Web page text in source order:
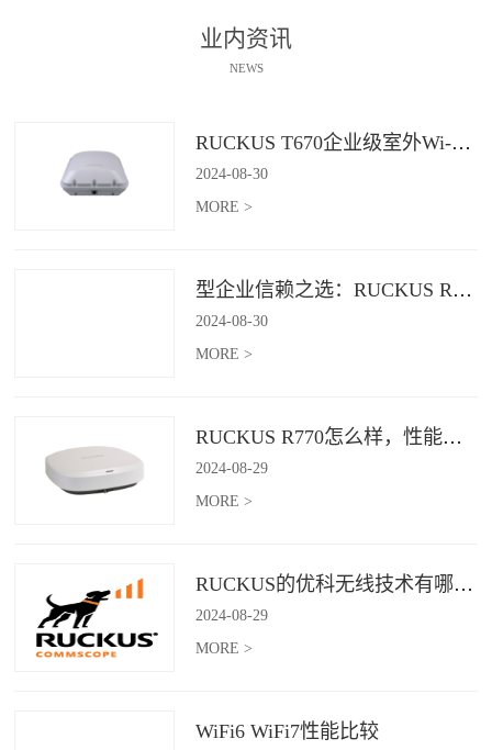
业内资讯
NEWS
RUCKUS T670企业级室外Wi-Fi 7解决方案：挑战室外环境，畅享高性能连接
2024-08-30
MORE >
型企业信赖之选：RUCKUS R760，安全稳定的Wi-Fi解决方案
2024-08-30
MORE >
RUCKUS R770怎么样，性能怎么样，好用吗？
2024-08-29
MORE >
RUCKUS的优科无线技术有哪些优缺点？
2024-08-29
MORE >
WiFi6 WiFi7性能比较